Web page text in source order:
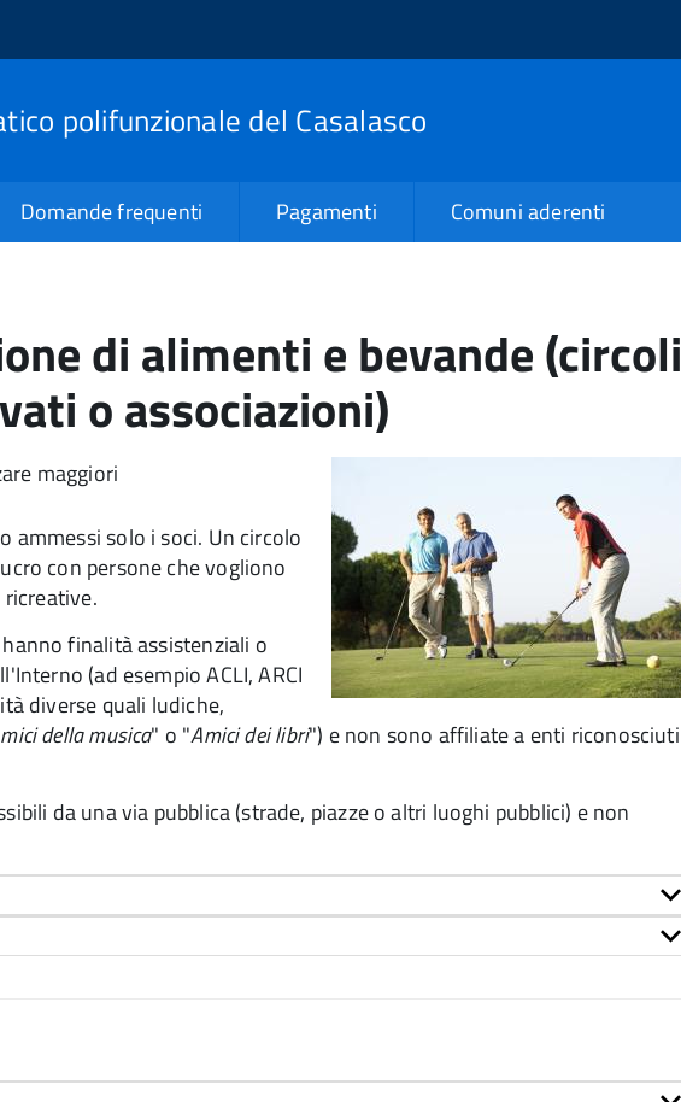
polifunzionale del Casalasco
Domande frequenti Pagamenti Comuni aderenti
di alimenti e bevande (circoli
o associazioni)
maggiori
ammessi solo i soci. Un circolo
con persone che vogliono
finalità assistenziali o
(ad esempio ACLI, ARCI
diverse quali ludiche,
della musica" o "Amici dei libri") e non sono affiliate a enti riconosciuti
da una via pubblica (strade, piazze o altri luoghi pubblici) e non